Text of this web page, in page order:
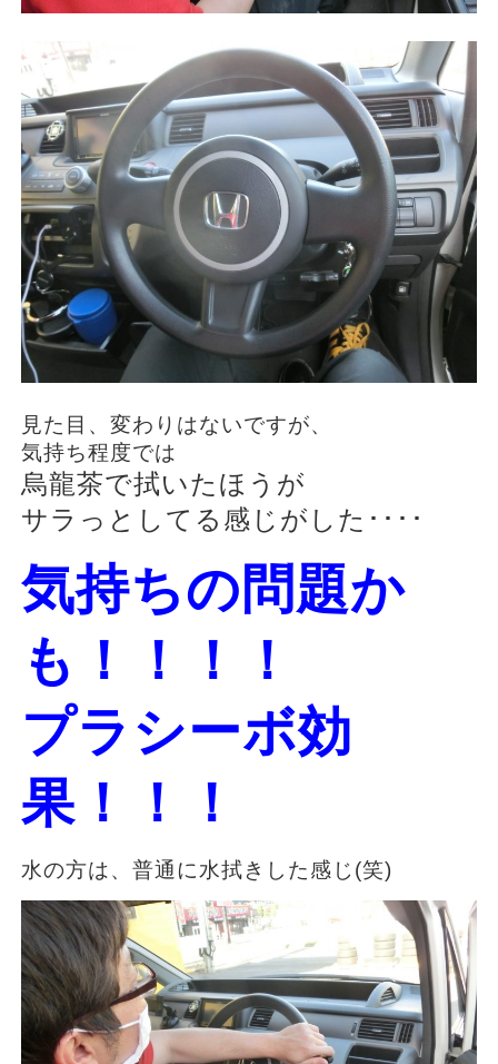
見た目、変わりはないですが、
気持ち程度では
烏龍茶で拭いたほうが
サラっとしてる感じがした････
気持ちの問題か
も！！！！
プラシーボ効
果！！！
水の方は、普通に水拭きした感じ(笑)